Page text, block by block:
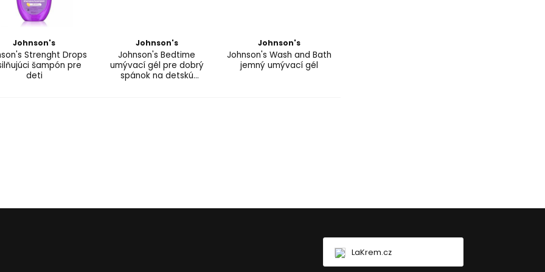
Johnson's
Strenght Drops
šampón pre
deti
Johnson's
Johnson's Bedtime
umývací gél pre dobrý
spánok na detskú
Johnson's
Johnson's Wash and Bath
jemný umývací gél
LaKrem.cz